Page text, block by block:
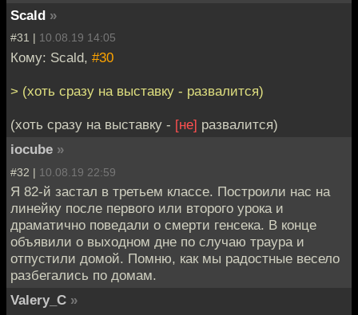
Scald »
#31 | 10.08.19 14:05
Кому: Scald, #30
> (хоть сразу на выставку - развалится)
(хоть сразу на выставку - [не] развалится)
iocube »
#32 | 10.08.19 22:59
Я 82-й застал в третьем классе. Построили нас на
линейку после первого или второго урока и
драматично поведали о смерти генсека. В конце
объявили о выходном дне по случаю траура и
отпустили домой. Помню, как мы радостные весело
разбегались по домам.
Valery_C »